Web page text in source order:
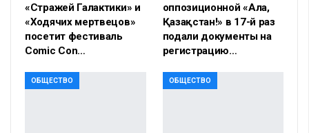
«Стражей Галактики» и
«Ходячих мертвецов»
посетит фестиваль
Comic Con…
оппозиционной «Алға,
Қазақстан!» в 17-й раз
подали документы на
регистрацию…
ОБЩЕСТВО ОБЩЕСТВО